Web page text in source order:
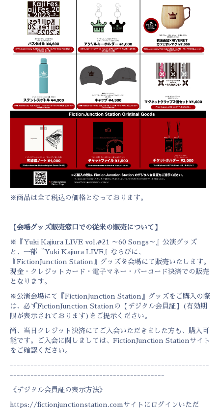
※商品は全て税込の価格となっております。
【会場グッズ販売窓口での従来の販売について】
※『Yuki Kajiura LIVE vol.#21 ～60 Songs～』公演グッズ
と、一部『Yuki Kajiura LIVE』ならびに、
『FictionJunction Station』グッズを会場にて販売いたします。
現金・クレジットカード・電子マネー・バーコード決済での販売
となります。
※公演会場にて『FictionJunction Station』グッズをご購入の際
は、必ずFictionJunction Stationの【デジタル会員証】(有効期
限が表示されております)をご提示ください。
尚、当日クレジット決済にてご入会いただきました方も、購入可
能です。ご入会に関しましては、FictionJunction Stationサイト
をご確認ください。
----------------------------------------------------------
---------------------------------------------
《デジタル会員証の表示方法》
https://fictionjunctionstation.com サイトにログインいただ